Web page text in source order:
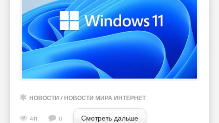
НОВОСТИ / НОВОСТИ МИРА ИНТЕРНЕТ
411 0 Смотреть дальше